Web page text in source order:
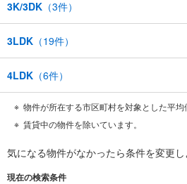
3K/3DK （3件）
3LDK （19件）
4LDK （6件）
物件が所在する市区町村を対象とした平均
賃貸中の物件を除いています。
気になる物件がなかったら条件を変更し
現在の検索条件